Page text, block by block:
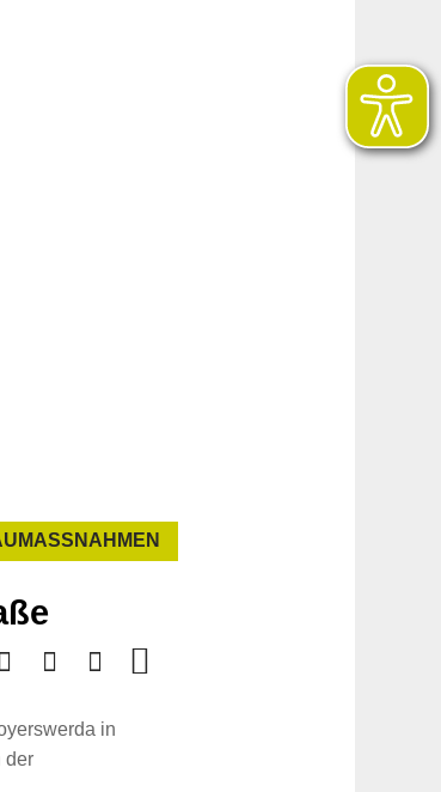
in
der